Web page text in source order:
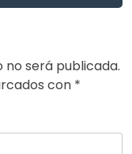
será publicada.
con *